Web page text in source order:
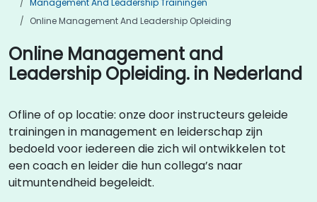
Management And Leadership Trainingen
Online Management And Leadership Opleiding
Online Management and
Leadership Opleiding. in Nederland
Ofline of op locatie: onze door instructeurs geleide
trainingen in management en leiderschap zijn
bedoeld voor iedereen die zich wil ontwikkelen tot
een coach en leider die hun collega’s naar
uitmuntendheid begeleidt.